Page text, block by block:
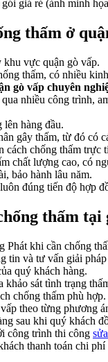
giá rẻ (ảnh minh
thấm ở
khu vực quận gò vấp.
thấm, có nhiều
gò vấp chuyên
nhiều công trình,
lên hàng đầu.
gây thấm, từ đó có
cách chống thấm trực
chất lượng cao, có
bảo hành lâu năm.
đúng tiến độ hợp
thấm tại
Phát khi cần chống
tin và tư vấn giải
quý khách hàng.
khảo sát tình trạng
chống thấm phù hợp.
theo từng phương
sau khi quý khách
công trình thi công
thanh toán chi